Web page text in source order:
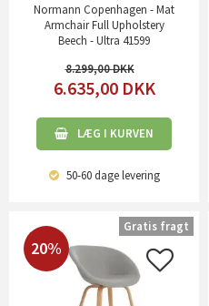
Normann Copenhagen - Mat
Armchair Full Upholstery
Beech - Ultra 41599
8.299,00
6.635,00 DKK
LÆG I KURVEN
50-60 dagelevering
20%
Gratis fragt